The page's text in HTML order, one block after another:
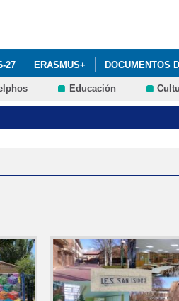
27 ERASMUS+ DOCUMENTOS
Y BACHILLERATO
Educación